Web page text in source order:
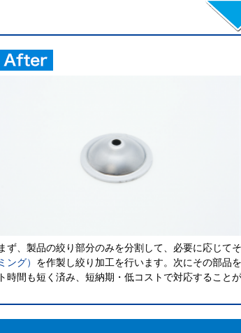
ず、製品の絞り部分のみを分割して、必要に応じて
ング） を作製し絞り加工を行います。次にその部品
時間も短く済み、短納期・低コストで対応することが